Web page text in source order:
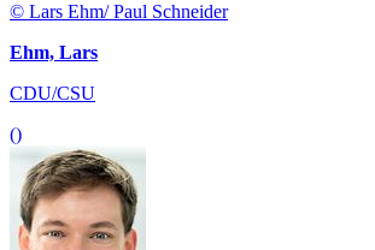
© Lars Ehm/ Paul Schneider
Ehm, Lars
CDU/CSU
()